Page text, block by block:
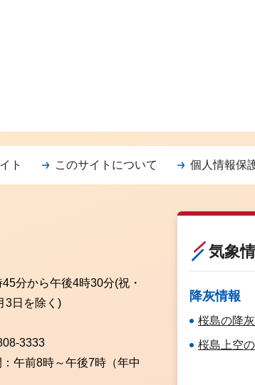
ト このサイトについて 個人情報保
分から午後4時30分(祝・
3日を除く)
3333
午前8時～午後7時（年中
気象
降灰情報
桜島の降
桜島上空